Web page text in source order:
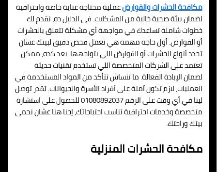
مكافحة الحشرات والقوارضعملية محتاجة عناية خاصة واحترافية
لضمان بيئة صحية خالية من المشكلات. في الدليل ده، نقدم لك
خطوات شاملة تساعدك في مواجهة أي مشكلة تتعلق بالحشرات
أو القوارض. أول حاجة مهمة هي تعمل فحص دقيق لبيتك عشان
تحدد أنواع الحشرات أو القوارض اللي بتواجهها. بعد كده، ممكن
تعتمد على الشركات المتخصصة اللي تستخدم تقنيات حديثة
لضمان الإبادة الفعالة. ما تنساش تتأكد من المواد المستخدمة في
العمليات، لازم تكون آمنة على أفراد الأسرة والحيوانات. تقدر توصل
لينا في أي وقت على الرقم 01080892037 للحصول على استشارة
متخصصة وخدمات احترافية تناسب احتياجاتك، إحنا هنا عشان نحمي
بيتك وراحتك.
مكافحة الحشرات المنزلية